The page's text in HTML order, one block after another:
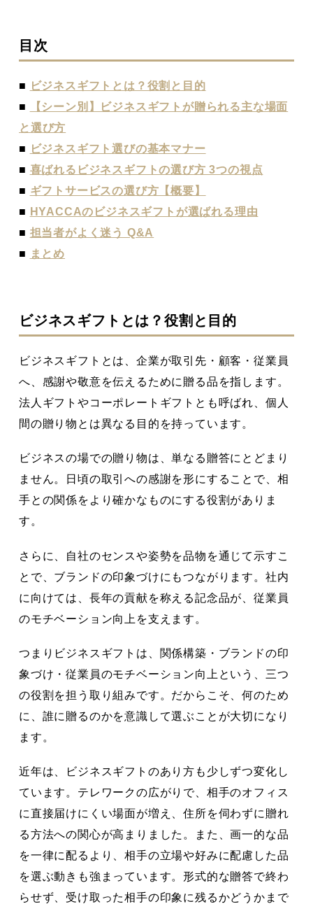
目次
■ ビジネスギフトとは？役割と目的
■
【シーン別】ビジネスギフトが贈られる主な場面
と選び方
■ ビジネスギフト選びの基本マナー
■ 喜ばれるビジネスギフトの選び方 3つの視点
■ ギフトサービスの選び方【概要】
■ HYACCAのビジネスギフトが選ばれる理由
■ 担当者がよく迷う Q&A
■ まとめ
ビジネスギフトとは？役割と目的
ビジネスギフトとは、企業が取引先・顧客・従業員
へ、感謝や敬意を伝えるために贈る品を指します。
法人ギフトやコーポレートギフトとも呼ばれ、個人
間の贈り物とは異なる目的を持っています。
ビジネスの場での贈り物は、単なる贈答にとどまり
ません。日頃の取引への感謝を形にすることで、相
手との関係をより確かなものにする役割がありま
す。
さらに、自社のセンスや姿勢を品物を通じて示すこ
とで、ブランドの印象づけにもつながります。社内
に向けては、長年の貢献を称える記念品が、従業員
のモチベーション向上を支えます。
つまりビジネスギフトは、関係構築・ブランドの印
象づけ・従業員のモチベーション向上という、三つ
の役割を担う取り組みです。だからこそ、何のため
に、誰に贈るのかを意識して選ぶことが大切になり
ます。
近年は、ビジネスギフトのあり方も少しずつ変化し
ています。テレワークの広がりで、相手のオフィス
に直接届けにくい場面が増え、住所を伺わずに贈れ
る方法への関心が高まりました。また、画一的な品
を一律に配るより、相手の立場や好みに配慮した品
を選ぶ動きも強まっています。形式的な贈答で終わ
らせず、受け取った相手の印象に残るかどうかまで